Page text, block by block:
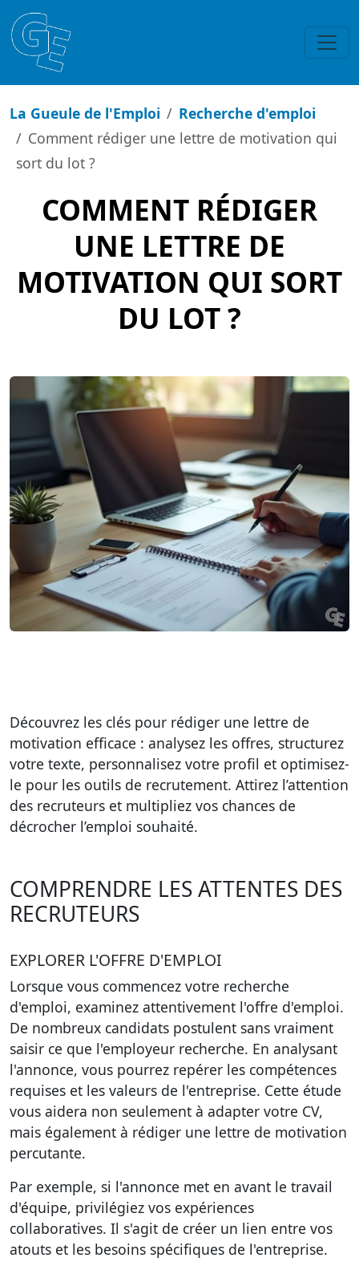
La Gueule de l'Emploi
Recherche d'emploi
Comment rédiger une lettre de motivation qui
sort du lot ?
COMMENT RÉDIGER
UNE LETTRE DE
MOTIVATION QUI SORT
DU LOT ?
Découvrez les clés pour rédiger une lettre de
motivation efficace : analysez les offres, structurez
votre texte, personnalisez votre profil et optimisez-
le pour les outils de recrutement. Attirez l’attention
des recruteurs et multipliez vos chances de
décrocher l’emploi souhaité.
COMPRENDRE LES ATTENTES DES
RECRUTEURS
EXPLORER L'OFFRE D'EMPLOI
Lorsque vous commencez votre recherche
d'emploi, examinez attentivement l'offre d'emploi.
De nombreux candidats postulent sans vraiment
saisir ce que l'employeur recherche. En analysant
l'annonce, vous pourrez repérer les compétences
requises et les valeurs de l'entreprise. Cette étude
vous aidera non seulement à adapter votre CV,
mais également à rédiger une lettre de motivation
percutante.
Par exemple, si l'annonce met en avant le travail
d'équipe, privilégiez vos expériences
collaboratives. Il s'agit de créer un lien entre vos
atouts et les besoins spécifiques de l'entreprise.